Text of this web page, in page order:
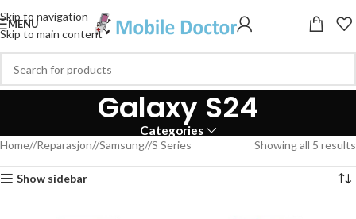
Skip to navigation
Skip to main content
MENU
Galaxy S24
Categories
Home/ Reparasjon/ Samsung/ S Series Showing all 5 results
Show sidebar